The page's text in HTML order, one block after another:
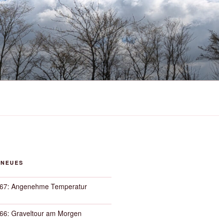
Angenehme Temperatur
Graveltour am Morgen